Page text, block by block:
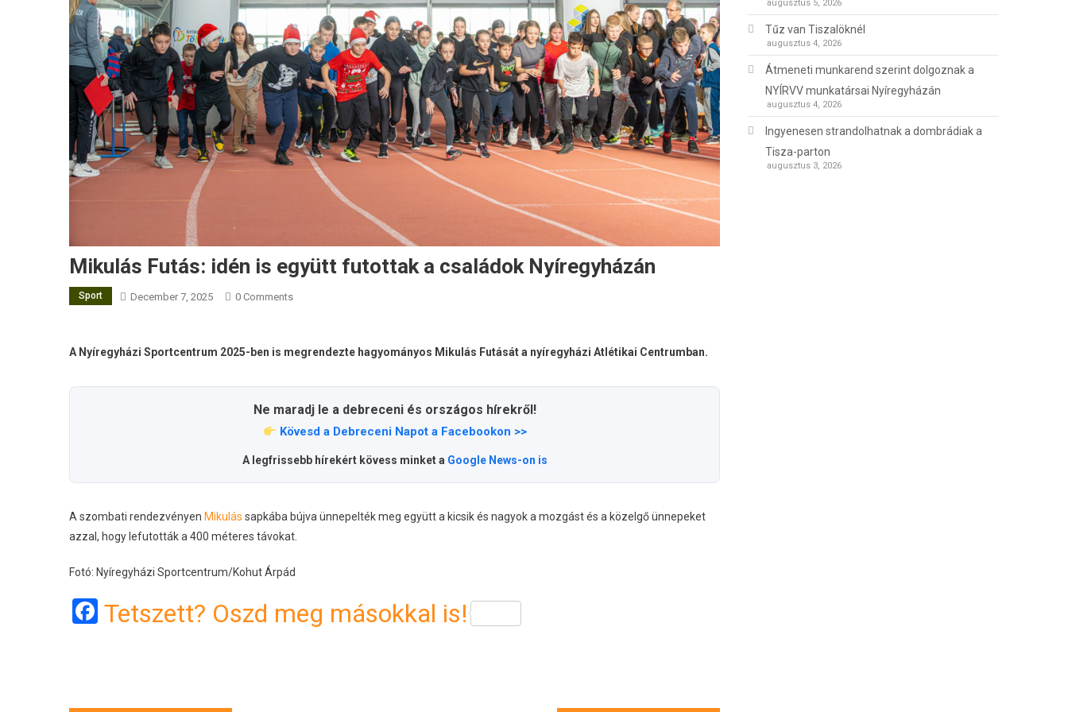
Mikulás Futás: idén is együtt futottak a családok Nyíregyházán
Sport December 7, 2025 0 Comments
A Nyíregyházi Sportcentrum 2025-ben is megrendezte hagyományos Mikulás Futását a nyíregyházi Atlétikai Centrumban.
Ne maradj le a debreceni és országos hírekről!
Kövesd a Debreceni Napot a Facebookon >>
A legfrissebb hírekért kövess minket a Google News-on is
A szombati rendezvényen Mikulás sapkába bújva ünnepelték meg együtt a kicsik és nagyok a mozgást és a közelgő ünnepeket
azzal, hogy lefutották a 400 méteres távokat.
Fotó: Nyíregyházi Sportcentrum/Kohut Árpád
Facebook
Tetszett? Oszd meg másokkal is!
augusztus 5, 2026
Tűz van Tiszalöknél
augusztus 4, 2026
Átmeneti munkarend szerint dolgoznak a
NYÍRVV munkatársai Nyíregyházán
augusztus 4, 2026
Ingyenesen strandolhatnak a dombrádiak a
Tisza-parton
augusztus 3, 2026